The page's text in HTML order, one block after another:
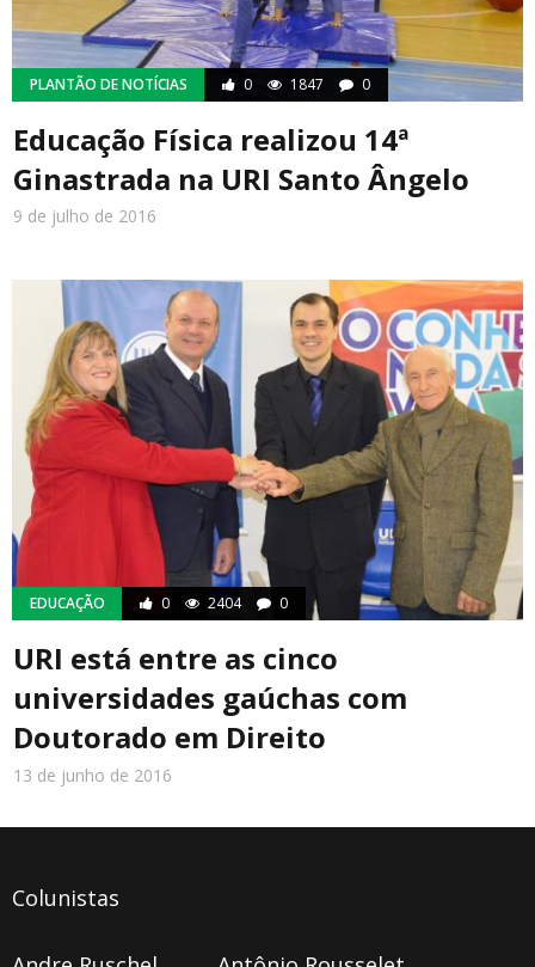
PLANTÃO DE NOTÍCIAS 0 1847 0
Educação Física realizou 14ª
Ginastrada na URI Santo Ângelo
9 de julho de 2016
EDUCAÇÃO 0 2404 0
URI está entre as cinco
universidades gaúchas com
Doutorado em Direito
13 de junho de 2016
Colunistas